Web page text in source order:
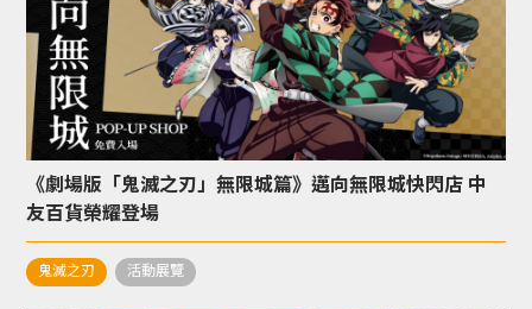
《劇場版「鬼滅之刃」無限城篇》邁向無限城快閃店 中
友百貨榮耀登場
鬼滅之刃 活動展覽